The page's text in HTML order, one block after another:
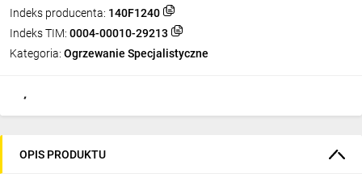
Indeks producenta: 140F1240
Indeks TIM: 0004-00010-29213
Kategoria: Ogrzewanie Specjalistyczne
OPIS PRODUKTU